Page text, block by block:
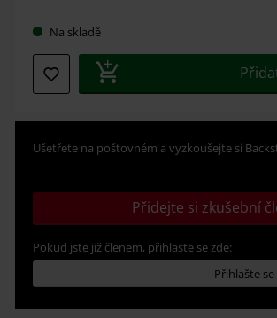
Na skladě
Ušetřete na poštovném a vyzkoušejte si
Přidejte si zkušební
Pokud jste již členem, přihlaste se zde:
Přihlašte